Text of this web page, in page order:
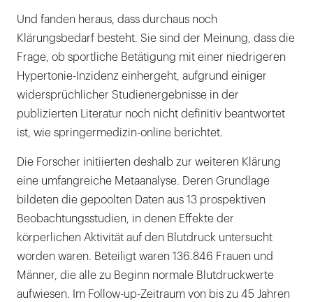
Und fanden heraus, dass durchaus noch
Klärungsbedarf besteht. Sie sind der Meinung, dass die
Frage, ob sportliche Betätigung mit einer niedrigeren
Hypertonie-Inzidenz einhergeht, aufgrund einiger
widersprüchlicher Studienergebnisse in der
publizierten Literatur noch nicht definitiv beantwortet
ist, wie springermedizin-online berichtet.
Die Forscher initiierten deshalb zur weiteren Klärung
eine umfangreiche Metaanalyse. Deren Grundlage
bildeten die gepoolten Daten aus 13 prospektiven
Beobachtungsstudien, in denen Effekte der
körperlichen Aktivität auf den Blutdruck untersucht
worden waren. Beteiligt waren 136.846 Frauen und
Männer, die alle zu Beginn normale Blutdruckwerte
aufwiesen. Im Follow-up-Zeitraum von bis zu 45 Jahren